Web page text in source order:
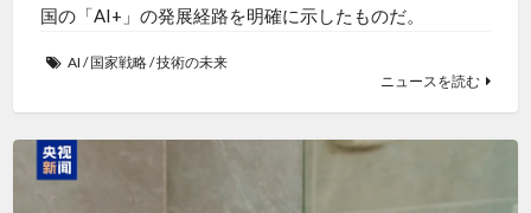
国の「AI+」の発展経路を明確に示したものだ。
AI /国家戦略/技術の未来
ニュースを読む